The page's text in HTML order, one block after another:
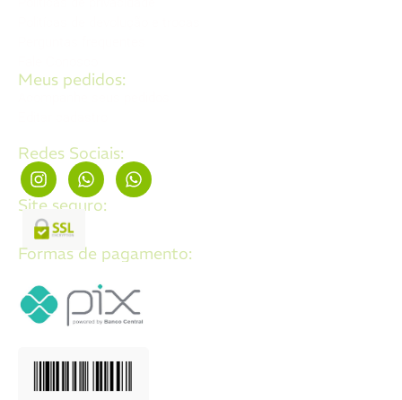
Meus pedidos:
Redes Sociais:
Site seguro:
Formas de pagamento: